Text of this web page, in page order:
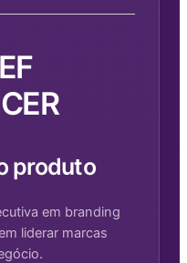
produto
em branding
liderar marcas